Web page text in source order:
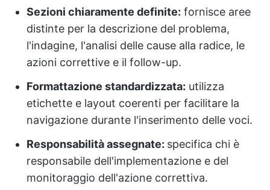
Sezioni chiaramente definite: fornisce aree
distinte per la descrizione del problema,
l'indagine, l'analisi delle cause alla radice, le
azioni correttive e il follow-up.
Formattazione standardizzata: utilizza
etichette e layout coerenti per facilitare la
navigazione durante l'inserimento delle voci.
Responsabilità assegnate: specifica chi è
responsabile dell'implementazione e del
monitoraggio dell'azione correttiva.